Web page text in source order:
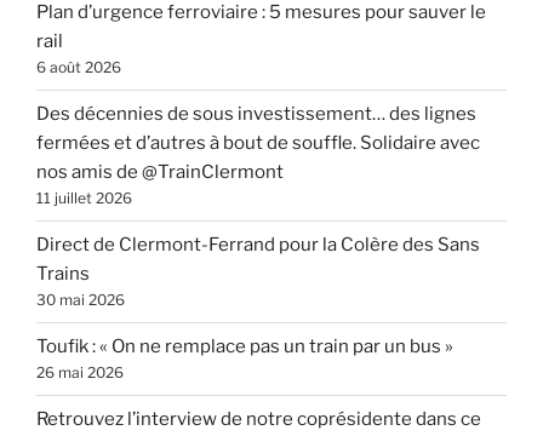
Plan d’urgence ferroviaire : 5 mesures pour sauver le
rail
6 août 2026
Des décennies de sous investissement… des lignes
fermées et d’autres à bout de souffle. Solidaire avec
nos amis de @TrainClermont
11 juillet 2026
Direct de Clermont-Ferrand pour la Colère des Sans
Trains
30 mai 2026
Toufik : « On ne remplace pas un train par un bus »
26 mai 2026
Retrouvez l’interview de notre coprésidente dans ce